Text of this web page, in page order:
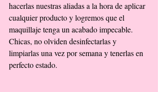
hacerlas nuestras aliadas a la hora de aplicar
cualquier producto y logremos que el
maquillaje tenga un acabado impecable.
Chicas, no olviden desinfectarlas y
limpiarlas una vez por semana y tenerlas en
perfecto estado.